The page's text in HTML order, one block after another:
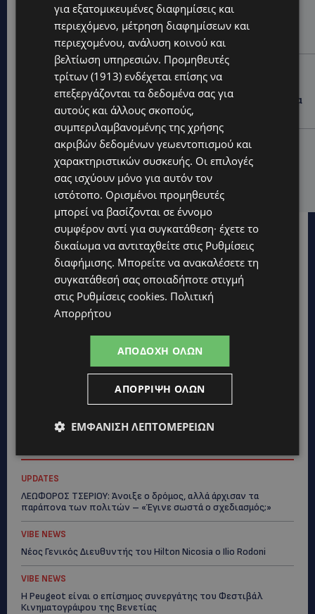
VIBE NEWS
Η Peugeot είναι ο επίσημος συνεργάτης του
Φεστιβάλ Κινηματογράφου της Βενετίας
VIBE NEWS
Lidl Better Living Days #summer2026: Ένα μοναδικό
ταξίδι ευεξίας, γεμάτο γεύση, ενέργεια και χαμόγελα
σε όλη την Κύπρο
ΚΑΤΟΙΚΙΔΙΑ
ΠΑΓΚΟΣΜΙΑ ΗΜΕΡΑ ΓΑΤΑΣ: Χιλιάδες στην Κύπρο,
καθεμία μοναδική – Το χαδιάρικο τετράποδο με τη
ματιά που λιώνει καρδιές
UPDATES
ΛΕΩΦΟΡΟΣ ΤΣΕΡΙΟΥ: Άνοιξε ο δρόμος, αλλά άρχισαν τα
παράπονα των πολιτών – «Έγινε σωστά ο σχεδιασμός;»
VIBE NEWS
Νέος Γενικός Διευθυντής του Hilton Nicosia ο Ilio Rodoni
VIBE NEWS
Η Peugeot είναι ο επίσημος συνεργάτης του Φεστιβάλ
Κινηματογράφου της Βενετίας
για εξατομικευμένες διαφημίσεις και
περιεχόμενο, μέτρηση διαφημίσεων και
περιεχομένου, ανάλυση κοινού και
βελτίωση υπηρεσιών. Προμηθευτές
τρίτων (1913) ενδέχεται επίσης να
επεξεργάζονται τα δεδομένα σας για
αυτούς και άλλους σκοπούς,
συμπεριλαμβανομένης της χρήσης
ακριβών δεδομένων γεωεντοπισμού και
χαρακτηριστικών συσκευής. Οι επιλογές
σας ισχύουν μόνο για αυτόν τον
ιστότοπο. Ορισμένοι προμηθευτές
μπορεί να βασίζονται σε έννομο
συμφέρον αντί για συγκατάθεση· έχετε το
δικαίωμα να αντιταχθείτε στις Ρυθμίσεις
διαφήμισης. Μπορείτε να ανακαλέσετε τη
συγκατάθεσή σας οποιαδήποτε στιγμή
στις Ρυθμίσεις cookies. Πολιτική
Απορρήτου
ΑΠΟΔΟΧΉ ΌΛΩΝ
ΑΠΌΡΡΙΨΗ ΌΛΩΝ
ΕΜΦΆΝΙΣΗ ΛΕΠΤΟΜΕΡΕΙΏΝ